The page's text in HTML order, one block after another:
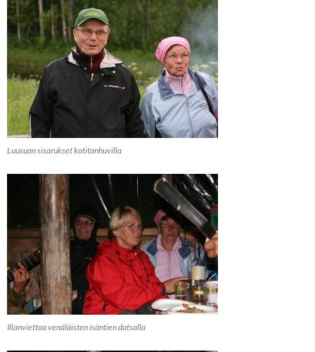
Luusuan sisarukset kotitanhuvilla
Illanviettoa venäläisten isäntien datsalla